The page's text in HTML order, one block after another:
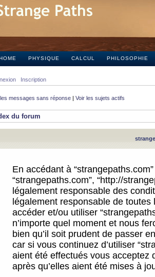
PHYSIQUE CALCUL PHILOSOPHIE
Inscription
messages sans réponse | Voir les sujets actifs
du forum
En accédant à
“strangepaths.com”, “http://
légalement responsable des
légalement responsable de
accéder et/ou utiliser
n’importe quel moment et nous
bien qu’il soit prudent de passer
car si vous continuez d’utiliser
aient été effectués vous acceptez
après qu’elles aient été mises à